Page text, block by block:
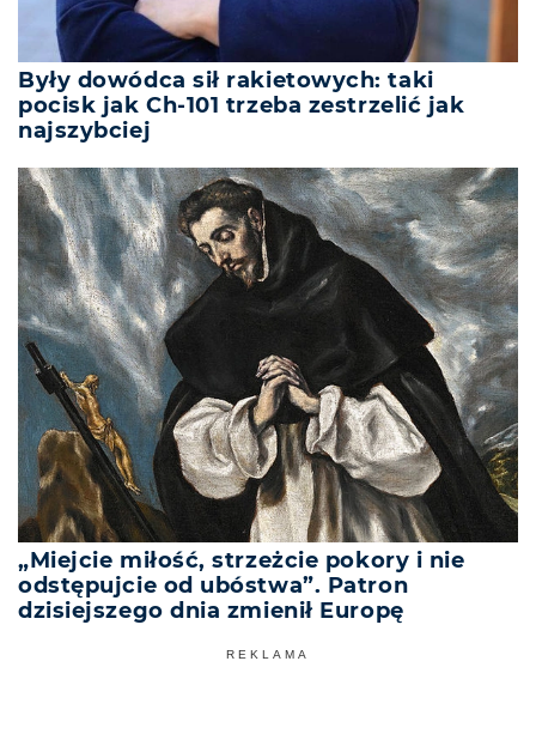
Były dowódca sił rakietowych: taki
pocisk jak Ch-101 trzeba zestrzelić jak
najszybciej
„Miejcie miłość, strzeżcie pokory i nie
odstępujcie od ubóstwa”. Patron
dzisiejszego dnia zmienił Europę
REKLAMA